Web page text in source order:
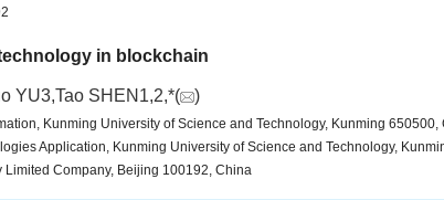
in blockchain
YU3,Tao SHEN1,2,*( )
Kunming University of Science and Technology, Kunming 650500,
Application, Kunming University of Science and Technology,
Company, Beijing 100192, China